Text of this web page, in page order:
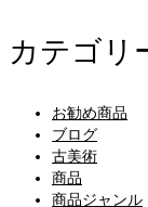
カテゴリ
お勧め商品
ブログ
古美術
商品
商品ジャンル